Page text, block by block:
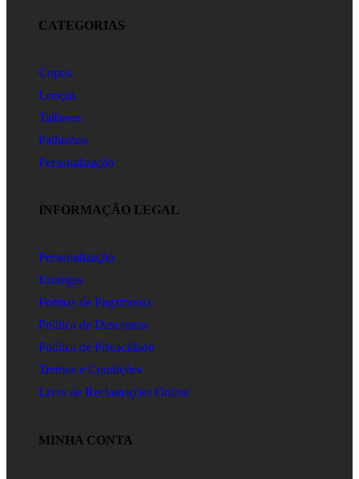
CATEGORIAS
Copos
Louças
Talheres
Palhinhas
Personalização
INFORMAÇÃO LEGAL
Personalização
Entregas
Formas de Pagamento
Política de Descontos
Política de Privacidade
Termos e Condições
Livro de Reclamações Online
MINHA CONTA